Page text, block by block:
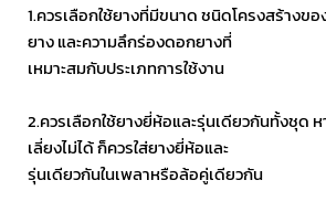
1.ควรเลือกใช้ยางที่มีขนาด ชนิดโครงสร้าง
ยาง และความลึกร่องดอกยางที่
เหมาะสมกับประเภทการใช้งาน
2.ควรเลือกใช้ยางยี่ห้อและรุ่นเดียวกันทั้งชุด
เลี่ยงไม่ได้ ก็ควรใส่ยางยี่ห้อและ
รุ่นเดียวกันในเพลาหรือล้อคู่เดียวกัน